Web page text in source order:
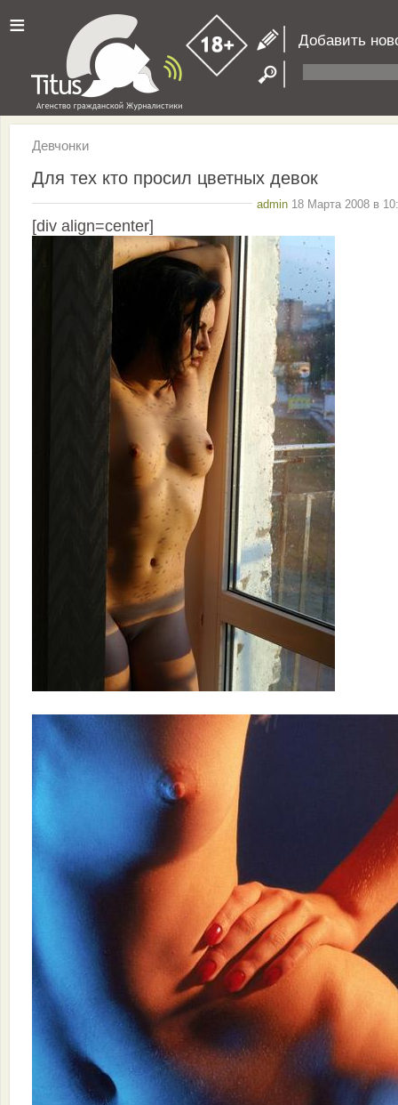
≡ Добавить
Девчонки
Для тех кто просил цветных девок
admin 18 Марта 2008 в
[div align=center]